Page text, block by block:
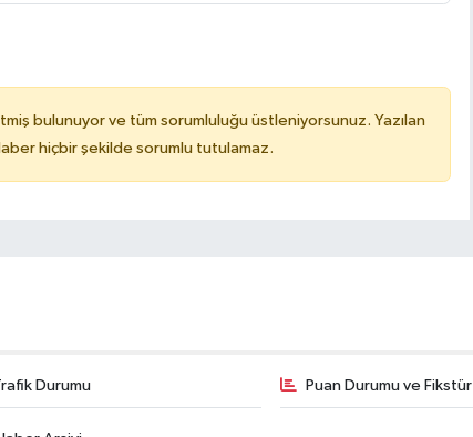
bulunuyor ve tüm sorumluluğu üstleniyorsunuz. Yazılan
hiçbir şekilde sorumlu tutulamaz.
Durumu Puan Durumu ve Fikstür